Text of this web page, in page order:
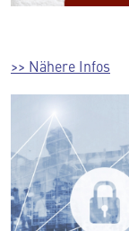
>> Nähere Infos